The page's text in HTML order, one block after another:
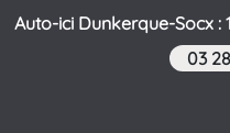
Auto-ici Dunkerque-Socx :
03